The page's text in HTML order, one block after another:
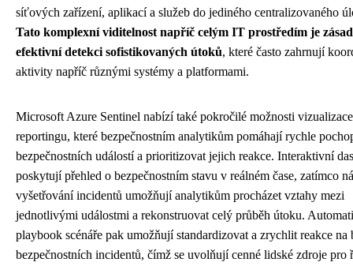
síťových zařízení, aplikací a služeb do jediného centralizovaného
Tato komplexní viditelnost napříč celým IT prostředím je
efektivní detekci sofistikovaných útoků, které často zahrnují
aktivity napříč různými systémy a platformami.
Microsoft Azure Sentinel nabízí také pokročilé možnosti
reportingu, které bezpečnostním analytikům pomáhají rychle
bezpečnostních událostí a prioritizovat jejich reakce. Interaktivní
poskytují přehled o bezpečnostním stavu v reálném čase, zatímco
vyšetřování incidentů umožňují analytikům procházet vztahy mezi
jednotlivými událostmi a rekonstruovat celý průběh útoku.
playbook scénáře pak umožňují standardizovat a zrychlit reakce na
bezpečnostních incidentů, čímž se uvolňují cenné lidské zdroje pro